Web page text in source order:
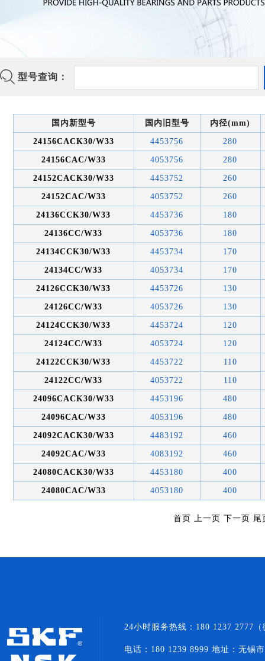
型号查询：
国内新型号 国内旧型号 内径(mm)
24156CACK30/W33 4453756 280
24156CAC/W33 4053756 280
24152CACK30/W33 4453752 260
24152CAC/W33 4053752 260
24136CCK30/W33 4453736 180
24136CC/W33 4053736 180
24134CCK30/W33 4453734 170
24134CC/W33 4053734 170
24126CCK30/W33 4453726 130
24126CC/W33 4053726 130
24124CCK30/W33 4453724 120
24124CC/W33 4053724 120
24122CCK30/W33 4453722 110
24122CC/W33 4053722 110
24096CACK30/W33 4453196 480
24096CAC/W33 4053196 480
24092CACK30/W33 4483192 460
24092CAC/W33 4083192 460
24080CACK30/W33 4453180 400
24080CAC/W33 4053180 400
首页 上一页 下一页 尾
24小时服务热线：180 1237 2777
电话：180 1239 8999 地址：无锡